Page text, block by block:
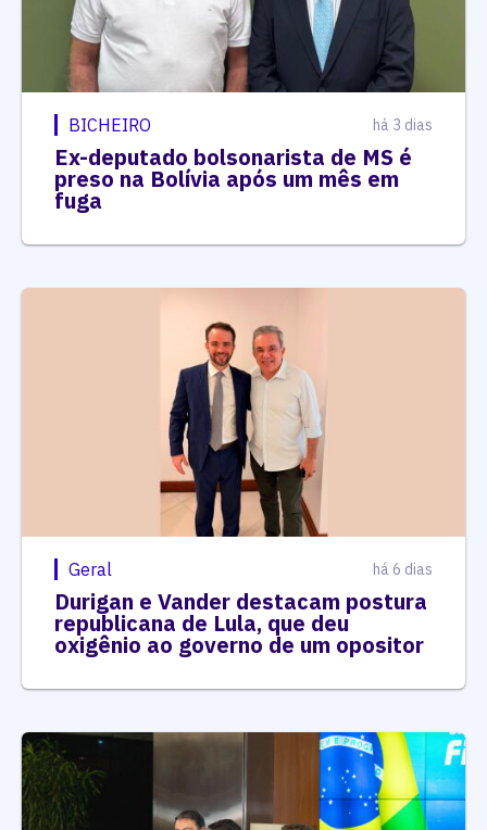
BICHEIRO há 3 dias
Ex-deputado bolsonarista de MS é
preso na Bolívia após um mês em
fuga
Geral há 6 dias
Durigan e Vander destacam postura
republicana de Lula, que deu
oxigênio ao governo de um opositor